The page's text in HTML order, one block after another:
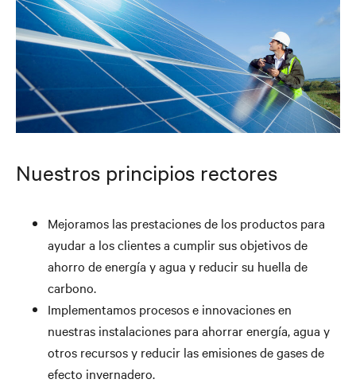
Nuestros principios rectores
Mejoramos las prestaciones de los productos para
ayudar a los clientes a cumplir sus objetivos de
ahorro de energía y agua y reducir su huella de
carbono.
Implementamos procesos e innovaciones en
nuestras instalaciones para ahorrar energía, agua y
otros recursos y reducir las emisiones de gases de
efecto invernadero.